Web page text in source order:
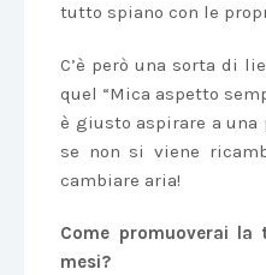
tutto spiano con le
C’è però una sorta di
quel “Mica aspetto
è giusto aspirare a una
se non si viene
cambiare aria!
Come promuoverai la
mesi?